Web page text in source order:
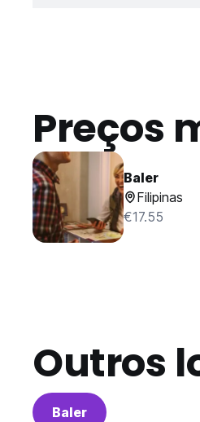
Preços
Baler
Filipinas
€17.55
Outros
Baler